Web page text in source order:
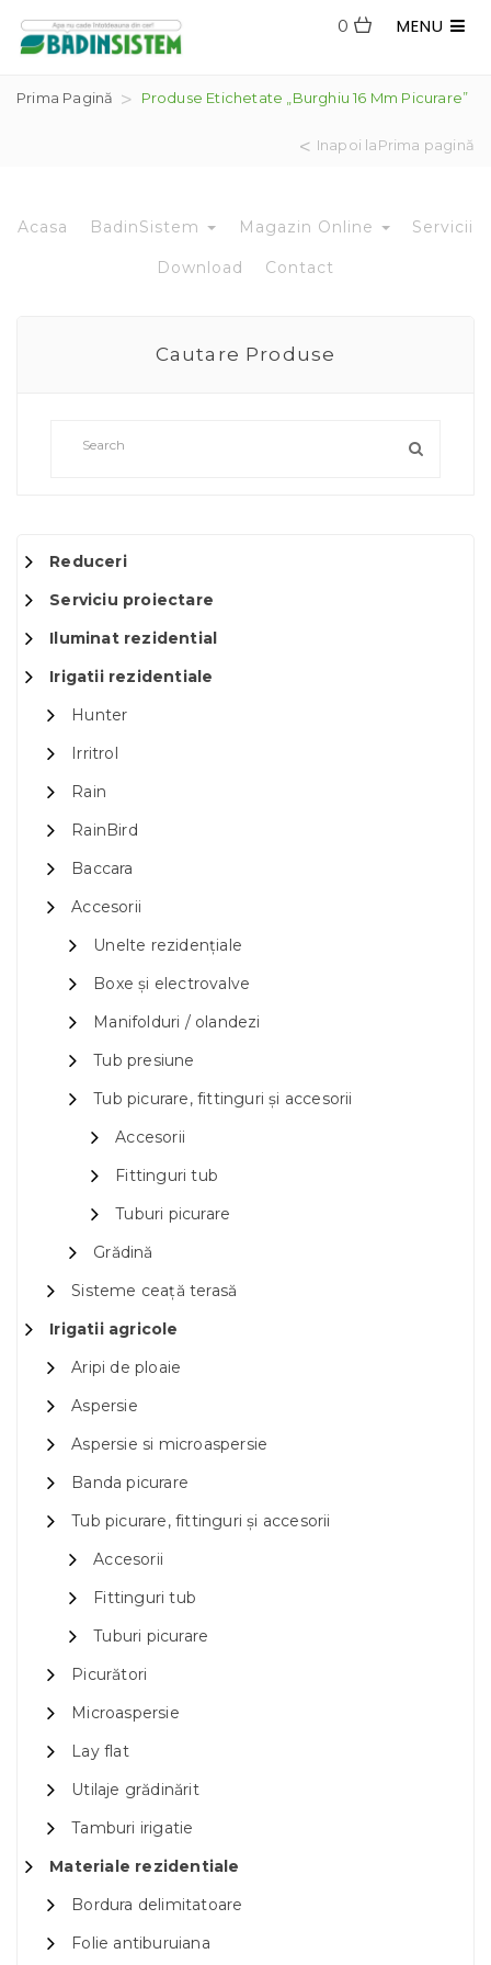
MENU
0
Prima Pagină Produse Etichetate „burghiu 16 Mm Picurare”
Inapoi laPrima pagină
Acasa BadinSistem Magazin Online Servicii
Download Contact
Cautare Produse
Reduceri
Serviciu proiectare
Iluminat rezidential
Irigatii rezidentiale
Hunter
Irritrol
Rain
RainBird
Baccara
Accesorii
Unelte rezidențiale
Boxe și electrovalve
Manifolduri / olandezi
Tub presiune
Tub picurare, fittinguri și accesorii
Accesorii
Fittinguri tub
Tuburi picurare
Grădină
Sisteme ceață terasă
Irigatii agricole
Aripi de ploaie
Aspersie
Aspersie si microaspersie
Banda picurare
Tub picurare, fittinguri și accesorii
Accesorii
Fittinguri tub
Tuburi picurare
Picurători
Microaspersie
Lay flat
Utilaje grădinărit
Tamburi irigatie
Materiale rezidentiale
Bordura delimitatoare
Folie antiburuiana